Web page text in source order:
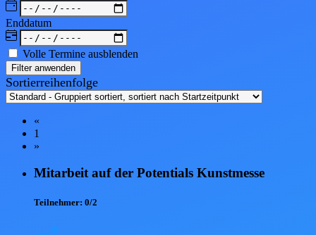
Enddatum
Volle Termine ausblenden
Filter anwenden
Sortierreihenfolge
«
1
»
Mitarbeit auf der Potentials Kunstmesse
Teilnehmer: 0/2